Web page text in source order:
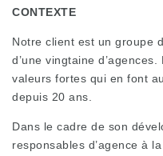
CONTEXTE
Notre client est un groupe
d’une vingtaine
valeurs fortes qui en font
depuis 20 ans.
Dans le cadre de son
responsables d’agence à